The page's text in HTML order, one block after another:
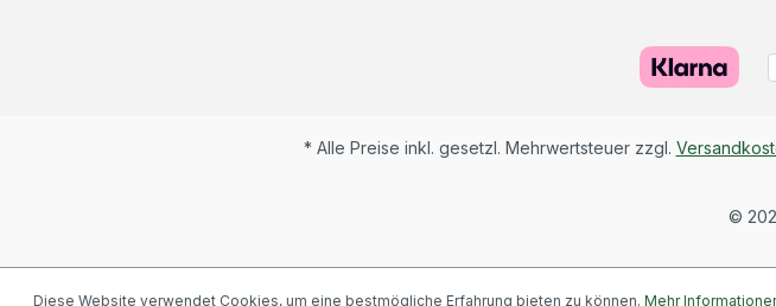
* Alle Preise inkl. gesetzl. Mehrwertsteuer zzgl.
©
Diese Website verwendet Cookies, um eine bestmögliche Erfahrung bieten zu können. Mehr